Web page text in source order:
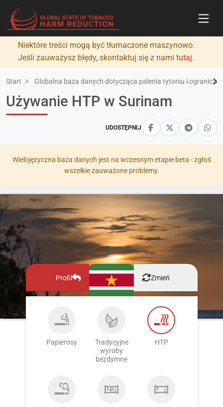
Niektóre treści mogą być tłumaczone maszynowo.
Jeśli zauważysz błędy, skontaktuj się z nami tutaj.
Start Globalna baza danych dotycząca palenia tytoniu i
UDOSTĘPNIJ
Używanie HTP w Surinam
Wielojęzyczna baza danych jest na wczesnym etapie beta - zgłoś
wszelkie zauważone problemy.
Profil Zmień
Papierosy
Tradycyjne
wyroby
bezdymne
HTP